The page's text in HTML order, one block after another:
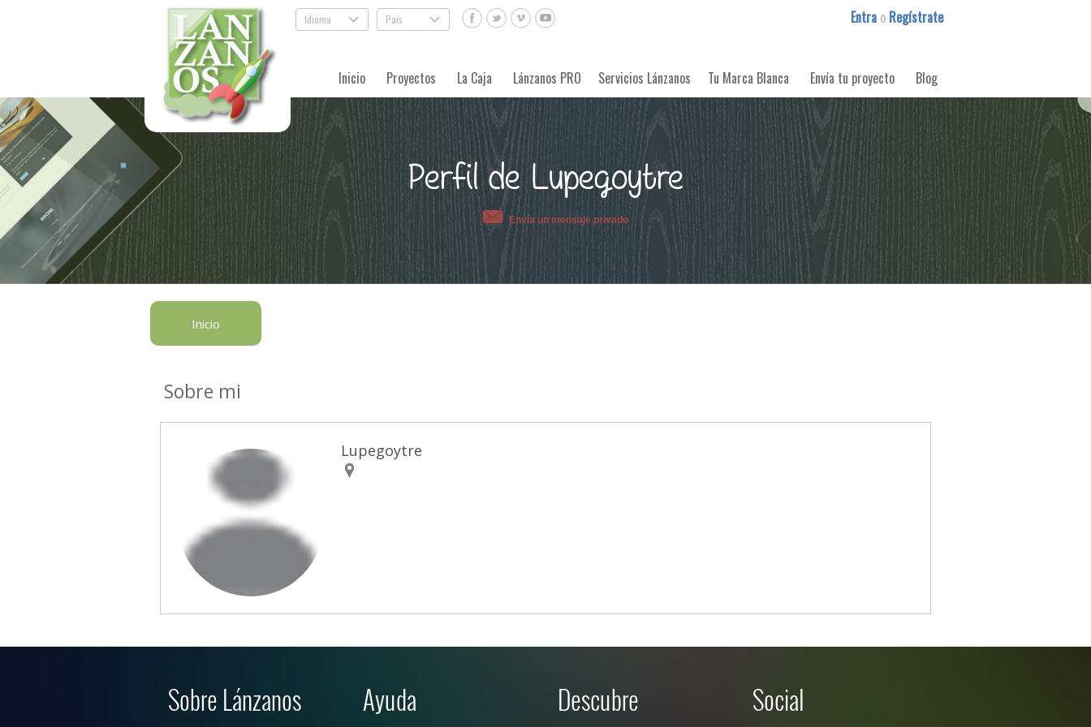
Idioma . País . Entra o Regístrate
Inicio Proyectos La Caja Lánzanos PRO Servicios Lánzanos Tu Marca Blanca Envía tu proyecto Blog
Perfil de Lupegoytre
Envía un mensaje privado
Inicio
Sobre mi
Lupegoytre
Sobre Lánzanos Ayuda Descubre Social